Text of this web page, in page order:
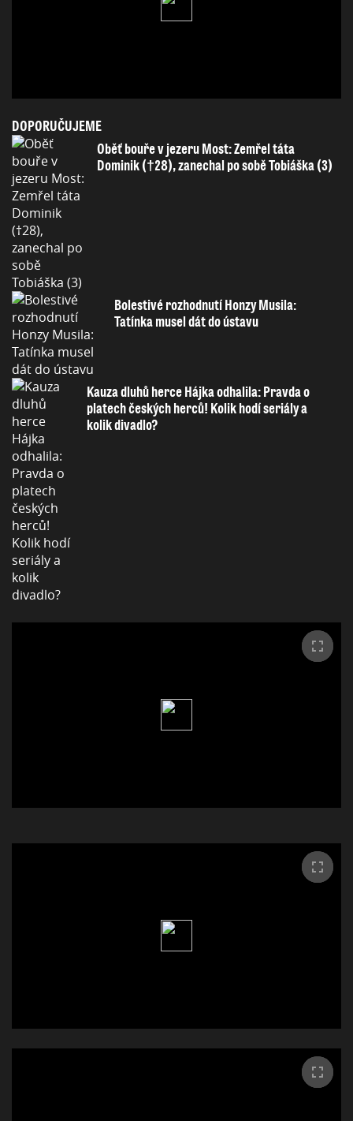
DOPORUČUJEME
Oběť bouře v jezeru Most: Zemřel táta
Dominik (†28), zanechal po sobě Tobiáška (3)
Bolestivé rozhodnutí Honzy Musila:
Tatínka musel dát do ústavu
Kauza dluhů herce Hájka odhalila: Pravda o
platech českých herců! Kolik hodí seriály a
kolik divadlo?